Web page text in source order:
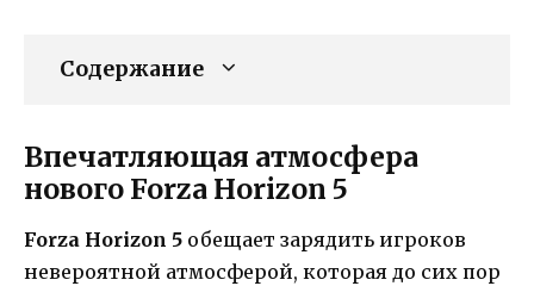
Содержание
Впечатляющая атмосфера
нового Forza Horizon 5
Forza Horizon 5 обещает зарядить игроков
невероятной атмосферой, которая до сих пор